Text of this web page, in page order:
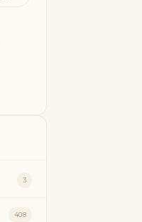
3
408